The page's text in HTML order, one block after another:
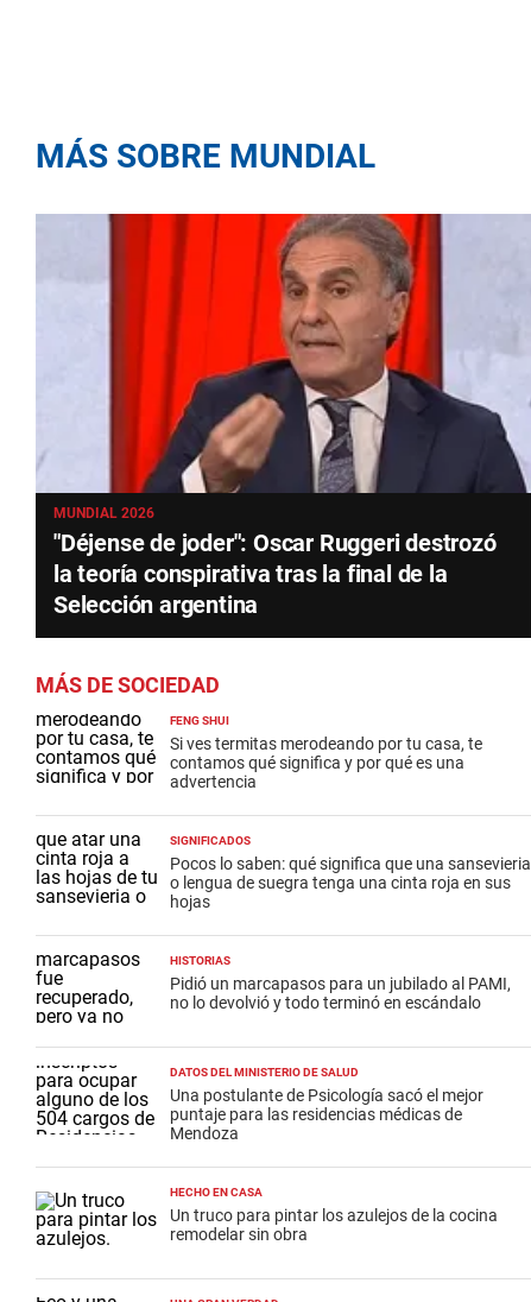
MÁS SOBRE MUNDIAL
MUNDIAL 2026
"Déjense de joder": Oscar Ruggeri destrozó
la teoría conspirativa tras la final de la
Selección argentina
MÁS DE SOCIEDAD
FENG SHUI
Si ves termitas merodeando por tu casa, te
contamos qué significa y por qué es una
advertencia
SIGNIFICADOS
Pocos lo saben: qué significa que una sansevieria
o lengua de suegra tenga una cinta roja en sus
hojas
HISTORIAS
Pidió un marcapasos para un jubilado al PAMI,
no lo devolvió y todo terminó en escándalo
DATOS DEL MINISTERIO DE SALUD
Una postulante de Psicología sacó el mejor
puntaje para las residencias médicas de
Mendoza
HECHO EN CASA
Un truco para pintar los azulejos de la cocina
remodelar sin obra